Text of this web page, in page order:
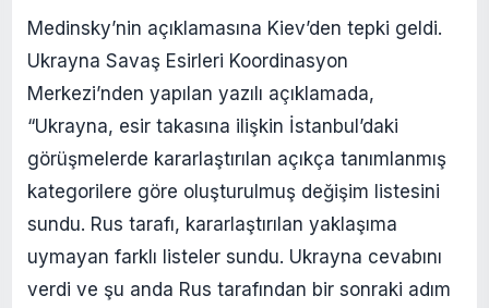
Medinsky’nin açıklamasına Kiev’den tepki geldi.
Ukrayna Savaş Esirleri Koordinasyon
Merkezi’nden yapılan yazılı açıklamada,
“Ukrayna, esir takasına ilişkin İstanbul’daki
görüşmelerde kararlaştırılan açıkça tanımlanmış
kategorilere göre oluşturulmuş değişim listesini
sundu. Rus tarafı, kararlaştırılan yaklaşıma
uymayan farklı listeler sundu. Ukrayna cevabını
verdi ve şu anda Rus tarafından bir sonraki adım